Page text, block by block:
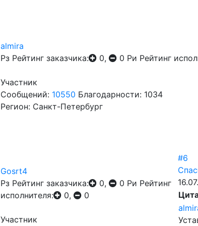
almira
Рз Рейтинг заказчика: 0, 0 Ри Рейтинг
Участник
Сообщений: 10550 Благодарности: 1034
Регион: Санкт-Петербург
Gosrt4
Рз Рейтинг заказчика: 0, 0 Ри Рейтинг
исполнителя:
0, 0
Участник
#6